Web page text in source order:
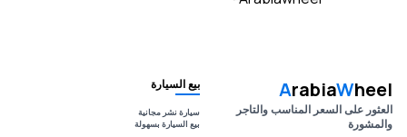
ArabiaWheel
العثور على السعر المناسب والتاجر
والمشورة
بيع السيارة
سيارة نشر مجانية
بيع السيارة بسهولة